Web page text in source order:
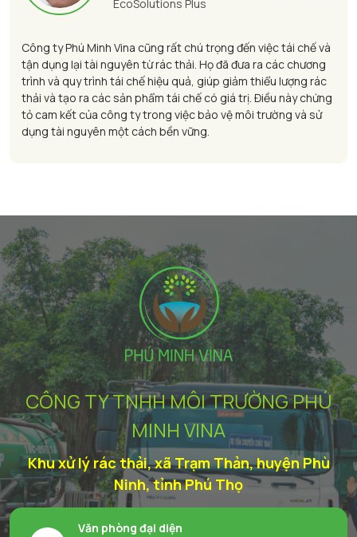
EcoSolutions Plus
Công ty Phú Minh Vina cũng rất chú trọng đến việc tái chế và
tận dụng lại tài nguyên từ rác thải. Họ đã đưa ra các chương
trình và quy trình tái chế hiệu quả, giúp giảm thiểu lượng rác
thải và tạo ra các sản phẩm tái chế có giá trị. Điều này chứng
tỏ cam kết của công ty trong việc bảo vệ môi trường và sử
dụng tài nguyên một cách bền vững.
CÔNG TY TNHH MÔI TRƯỜNG PHÚ
MINH VINA
Khu xử lý rác thải, xã Trạm Thản, huyện Phù
Ninh, tỉnh Phú Thọ
Văn phòng đại diện